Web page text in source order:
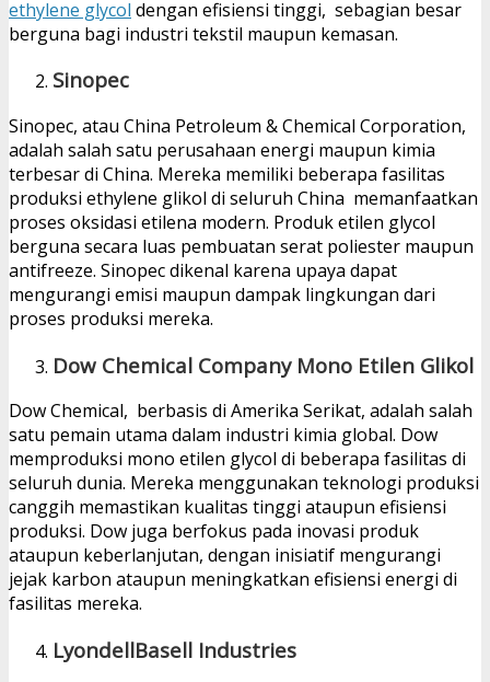
ethylene glycol dengan efisiensi tinggi, sebagian besar
berguna bagi industri tekstil maupun kemasan.
Sinopec
Sinopec, atau China Petroleum & Chemical Corporation,
adalah salah satu perusahaan energi maupun kimia
terbesar di China. Mereka memiliki beberapa fasilitas
produksi ethylene glikol di seluruh China memanfaatkan
proses oksidasi etilena modern. Produk etilen glycol
berguna secara luas pembuatan serat poliester maupun
antifreeze. Sinopec dikenal karena upaya dapat
mengurangi emisi maupun dampak lingkungan dari
proses produksi mereka.
Dow Chemical Company Mono Etilen Glikol
Dow Chemical, berbasis di Amerika Serikat, adalah salah
satu pemain utama dalam industri kimia global. Dow
memproduksi mono etilen glycol di beberapa fasilitas di
seluruh dunia. Mereka menggunakan teknologi produksi
canggih memastikan kualitas tinggi ataupun efisiensi
produksi. Dow juga berfokus pada inovasi produk
ataupun keberlanjutan, dengan inisiatif mengurangi
jejak karbon ataupun meningkatkan efisiensi energi di
fasilitas mereka.
LyondellBasell Industries